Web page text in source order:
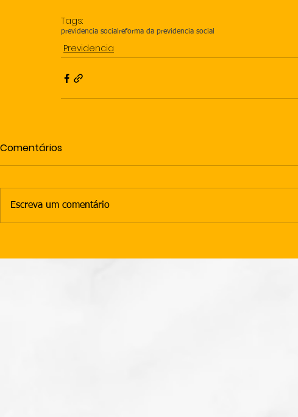
Tags:
previdencia social reforma da previdencia social
Previdencia
Comentários
Escreva um comentário